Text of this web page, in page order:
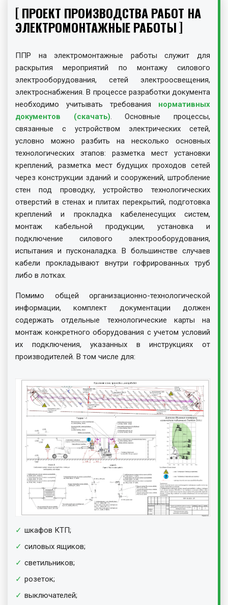
ПРОЕКТ ПРОИЗВОДСТВА РАБОТ НА
ЭЛЕКТРОМОНТАЖНЫЕ РАБОТЫ
ППР на электромонтажные работы служит для
раскрытия мероприятий по монтажу силового
электрооборудования, сетей электроосвещения,
электроснабжения. В процессе разработки документа
необходимо учитывать требования нормативных
документов (скачать). Основные процессы,
связанные с устройством электрических сетей,
условно можно разбить на несколько основных
технологических этапов: разметка мест установки
креплений, разметка мест будущих проходов сетей
через конструкции зданий и сооружений, штробление
стен под проводку, устройство технологических
отверстий в стенах и плитах перекрытий, подготовка
креплений и прокладка кабеленесущих систем,
монтаж кабельной продукции, установка и
подключение силового электрооборудования,
испытания и пусконаладка. В большинстве случаев
кабели прокладывают внутри гофрированных труб
либо в лотках.
Помимо общей организационно-технологической
информации, комплект документации должен
содержать отдельные технологические карты на
монтаж конкретного оборудования с учетом условий
их подключения, указанных в инструкциях от
производителей. В том числе для:
шкафов КТП;
силовых ящиков;
светильников;
розеток;
выключателей;